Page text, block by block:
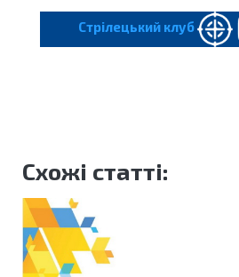
Cтрілецький клуб
Схожі статті: